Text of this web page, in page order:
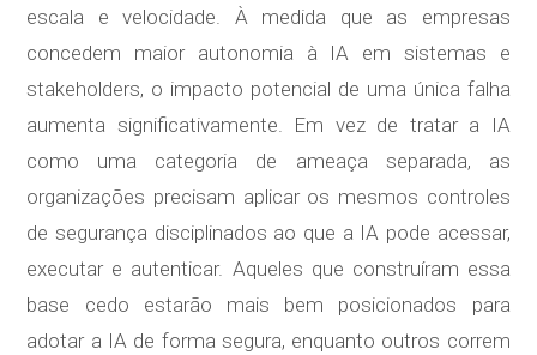
escala e velocidade. À medida que as empresas
concedem maior autonomia à IA em sistemas e
stakeholders, o impacto potencial de uma única falha
aumenta significativamente. Em vez de tratar a IA
como uma categoria de ameaça separada, as
organizações precisam aplicar os mesmos controles
de segurança disciplinados ao que a IA pode acessar,
executar e autenticar. Aqueles que construíram essa
base cedo estarão mais bem posicionados para
adotar a IA de forma segura, enquanto outros correm